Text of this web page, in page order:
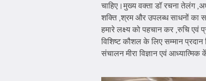
चाहिए।मुख्य वक्ता डॉ रचना तेलंग
शक्ति ,श्रम और उपलब्ध साधनों का
हमारे लक्ष्य को पहचान कर ,रुचि एवं
विशिष्ट कौशल के लिए सम्मान प्रदान
संचालन मीरा विज्ञान एवं आध्यात्मिक